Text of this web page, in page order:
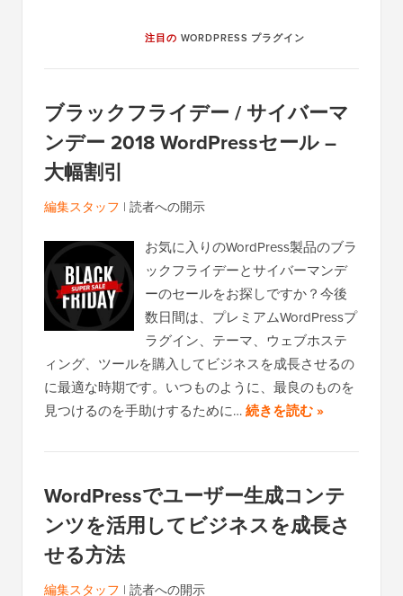
注目の WORDPRESS プラグイン
ブラックフライデー / サイバーマ
ンデー 2018 WordPressセール –
大幅割引
編集スタッフ | 読者への開示
お気に入りのWordPress製品のブラ
ックフライデーとサイバーマンデ
ーのセールをお探しですか？今後
数日間は、プレミアムWordPressプ
ラグイン、テーマ、ウェブホステ
ィング、ツールを購入してビジネスを成長させるの
に最適な時期です。いつものように、最良のものを
見つけるのを手助けするために…続きを読む »
WordPressでユーザー生成コンテ
ンツを活用してビジネスを成長さ
せる方法
編集スタッフ | 読者への開示